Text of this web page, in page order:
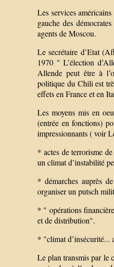
Les services
gauche des
agents de Moscou.
Le secrétaire d’Etat
1970 " L’élection
Allende peut être à
politique du Chili est
effets en France et en
Les moyens mis en
(entrée en fonctions)
impressionnants ( voir
* actes de terrorisme
un climat d’instabilité
* démarches auprès
organiser un putsch
* " opérations
et de distribution".
* "climat d’insécurité...
Le plan transmis par le